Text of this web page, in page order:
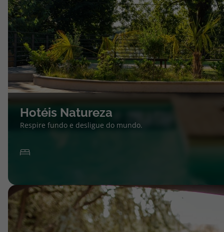
Hotéis Natureza
Respire fundo e desligue do mundo.